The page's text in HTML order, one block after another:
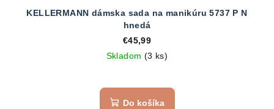
KELLERMANN dámska sada na manikúru 5737 P N
hnedá
€45,99
Skladom (3 ks)
Do košíka